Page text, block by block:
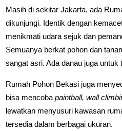
Masih di sekitar Jakarta, ada
dikunjungi. Identik dengan
menikmati udara sejuk dan
Semuanya berkat pohon dan
sangat asri. Ada danau juga
Rumah Pohon Bekasi juga
bisa mencobapaintball, wall
lewatkan menyusuri kawasan
tersedia dalam berbagai ukuran.